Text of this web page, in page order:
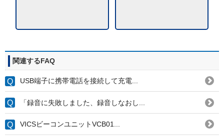
関連するFAQ
USB端子に携帯電話を接続して充電...
「録音に失敗しました、録音しなおし...
VICSビーコンユニットVCB01...